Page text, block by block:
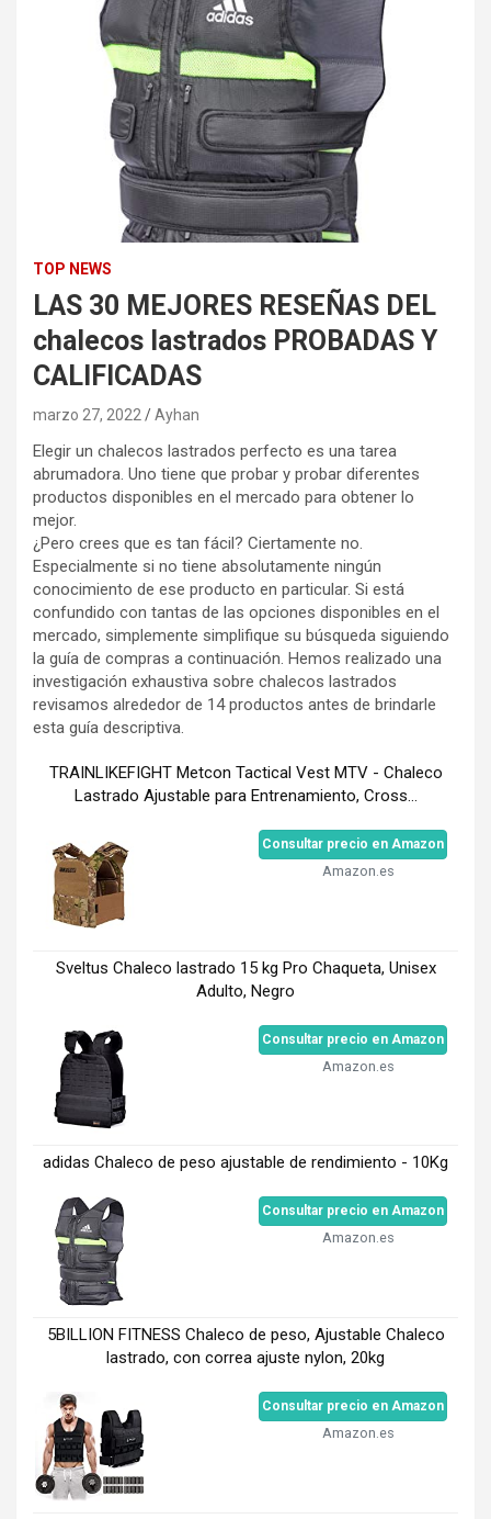
TOP NEWS
LAS 30 MEJORES RESEÑAS DEL
chalecos lastrados PROBADAS Y
CALIFICADAS
marzo 27, 2022 Ayhan
Elegir un chalecos lastrados perfecto es una tarea
abrumadora. Uno tiene que probar y probar diferentes
productos disponibles en el mercado para obtener lo
mejor.
¿Pero crees que es tan fácil? Ciertamente no.
Especialmente si no tiene absolutamente ningún
conocimiento de ese producto en particular. Si está
confundido con tantas de las opciones disponibles en el
mercado, simplemente simplifique su búsqueda siguiendo
la guía de compras a continuación. Hemos realizado una
investigación exhaustiva sobre chalecos lastrados
revisamos alrededor de 14 productos antes de brindarle
esta guía descriptiva.
TRAINLIKEFIGHT Metcon Tactical Vest MTV - Chaleco
Lastrado Ajustable para Entrenamiento, Cross...
Consultar precio en Amazon
Amazon.es
Sveltus Chaleco lastrado 15 kg Pro Chaqueta, Unisex
Adulto, Negro
Consultar precio en Amazon
Amazon.es
adidas Chaleco de peso ajustable de rendimiento - 10Kg
Consultar precio en Amazon
Amazon.es
5BILLION FITNESS Chaleco de peso, Ajustable Chaleco
lastrado, con correa ajuste nylon, 20kg
Consultar precio en Amazon
Amazon.es